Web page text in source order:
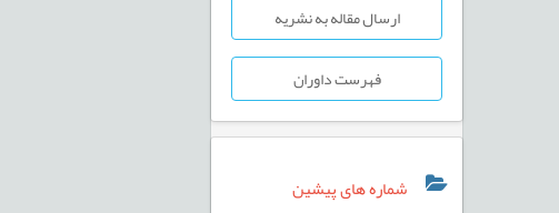
ارسال مقاله به نشریه
فهرست داوران
شماره های پیشین